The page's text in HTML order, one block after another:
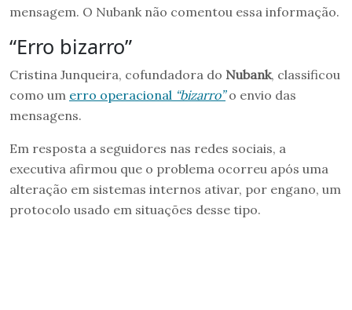
mensagem. O Nubank não comentou essa informação.
“Erro bizarro”
Cristina Junqueira, cofundadora do Nubank, classificou
como um erro operacional “bizarro”o envio das
mensagens.
Em resposta a seguidores nas redes sociais, a
executiva afirmou que o problema ocorreu após uma
alteração em sistemas internos ativar, por engano, um
protocolo usado em situações desse tipo.